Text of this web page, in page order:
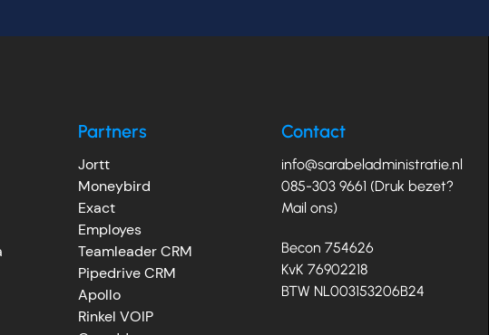
Partners
Jortt
Moneybird
Exact
Employes
Teamleader CRM
Pipedrive CRM
Apollo
Rinkel VOIP
Contact
info@sarabeladministratie.nl
085-303 9661 (Druk bezet?
Mail ons)
Becon 754626
KvK 76902218
BTW NL003153206B24